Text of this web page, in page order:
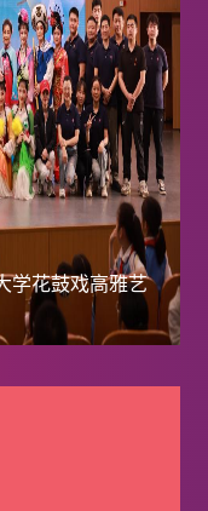
花鼓戏高雅艺